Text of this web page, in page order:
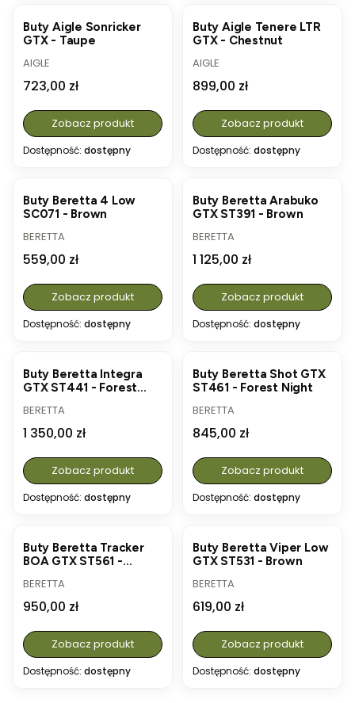
Buty Aigle Sonricker
GTX - Taupe
PRODUCENT
AIGLE
Cena
723,00 zł
Zobacz produkt
Dostępność: dostępny
Buty Aigle Tenere LTR
GTX - Chestnut
PRODUCENT
AIGLE
Cena
899,00 zł
Zobacz produkt
Dostępność: dostępny
Buty Beretta 4 Low
SC071 - Brown
PRODUCENT
BERETTA
Cena
559,00 zł
Zobacz produkt
Dostępność: dostępny
Buty Beretta Arabuko
GTX ST391 - Brown
PRODUCENT
BERETTA
Cena
1 125,00 zł
Zobacz produkt
Dostępność: dostępny
Buty Beretta Integra
GTX ST441 - Forest
PRODUCENT
BERETTA
Cena
1 350,00 zł
Zobacz produkt
Dostępność: dostępny
Buty Beretta Shot GTX
ST461 - Forest Night
PRODUCENT
BERETTA
Cena
845,00 zł
Zobacz produkt
Dostępność: dostępny
Buty Beretta Tracker
BOA GTX ST561 -
PRODUCENT
BERETTA
Cena
950,00 zł
Zobacz produkt
Dostępność: dostępny
Buty Beretta Viper Low
GTX ST531 - Brown
PRODUCENT
BERETTA
Cena
619,00 zł
Zobacz produkt
Dostępność: dostępny